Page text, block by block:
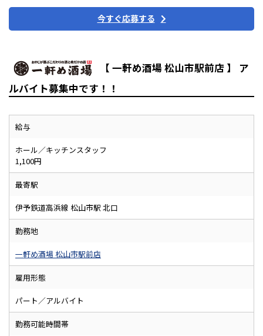
今すぐ応募する
【 一軒め酒場 松山市駅前店 】 ア
ルバイト募集中です！！
給与
ホール／キッチンスタッフ
1,100円
最寄駅
伊予鉄道高浜線 松山市駅 北口
勤務地
一軒め酒場 松山市駅前店
雇用形態
パート／アルバイト
勤務可能時間帯